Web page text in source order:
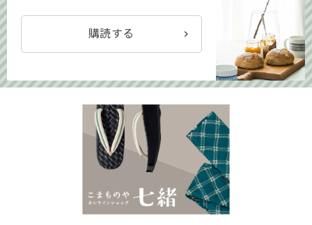
購読する